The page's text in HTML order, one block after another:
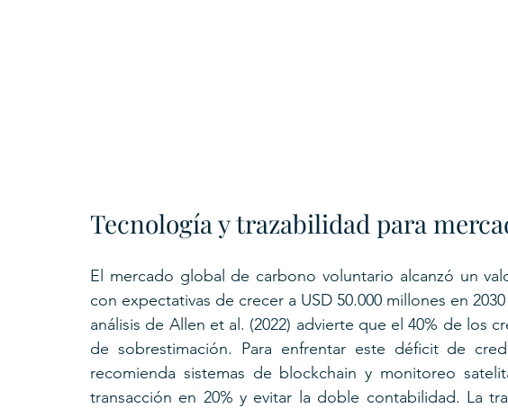
Tecnología y trazabilidad para
El mercado global de carbono voluntario alcanzó un
con expectativas de crecer a USD 50.000 millones en
análisis de Allen et al. (2022) advierte que el 40% de los
de sobrestimación. Para enfrentar este déficit de
recomienda sistemas de blockchain y monitoreo
transacción en 20% y evitar la doble contabilidad. La